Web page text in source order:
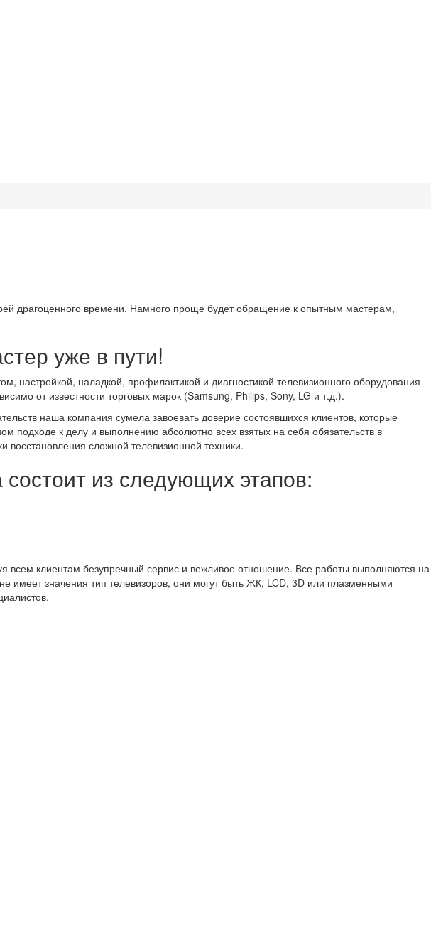
драгоценного времени. Намного проще будет обращение к опытным мастерам,
уже в пути!
настройкой, наладкой, профилактикой и диагностикой телевизионного оборудования
от известности торговых марок (Samsung, Philips, Sony, LG и т.д.).
наша компания сумела завоевать доверие состоявшихся клиентов, которые
подходе к делу и выполнению абсолютно всех взятых на себя обязательств в
сложной телевизионной техники.
из следующих этапов:
всем клиентам безупречный сервис и вежливое отношение. Все работы выполняются на
значения тип телевизоров, они могут быть ЖК, LCD, 3D или плазменными